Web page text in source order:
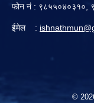
फोन नं : ९८५५०४०३१०,
ईमेल :
©